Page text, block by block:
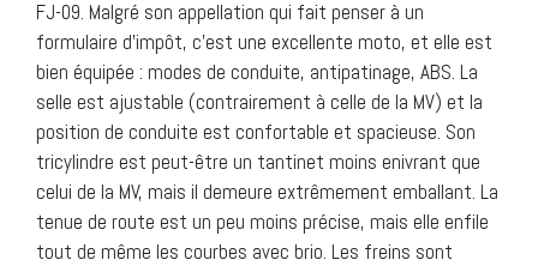
FJ-09. Malgré son appellation qui fait penser à un
formulaire d’impôt, c’est une excellente moto, et elle est
bien équipée : modes de conduite, antipatinage, ABS. La
selle est ajustable (contrairement à celle de la MV) et la
position de conduite est confortable et spacieuse. Son
tricylindre est peut-être un tantinet moins enivrant que
celui de la MV, mais il demeure extrêmement emballant. La
tenue de route est un peu moins précise, mais elle enfile
tout de même les courbes avec brio. Les freins sont